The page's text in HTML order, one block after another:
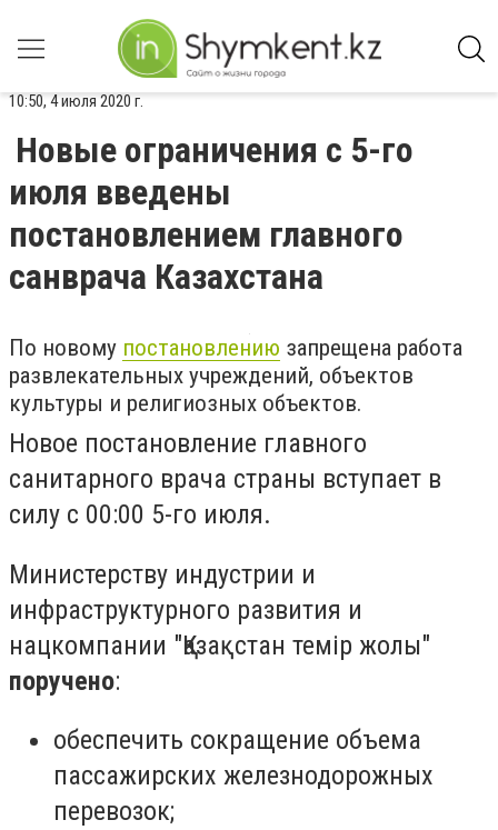
10:50, 4 июля 2020 г.
Новые ограничения с 5-го
июля введены
постановлением главного
санврача Казахстана
По новому постановлению запрещена работа
развлекательных учреждений, объектов
культуры и религиозных объектов.
Новое постановление главного
санитарного врача страны вступает в
силу с 00:00 5-го июля.
Министерству индустрии и
инфраструктурного развития и
нацкомпании "Қазақстан темір жолы"
поручено:
обеспечить сокращение объема
пассажирских железнодорожных
перевозок;